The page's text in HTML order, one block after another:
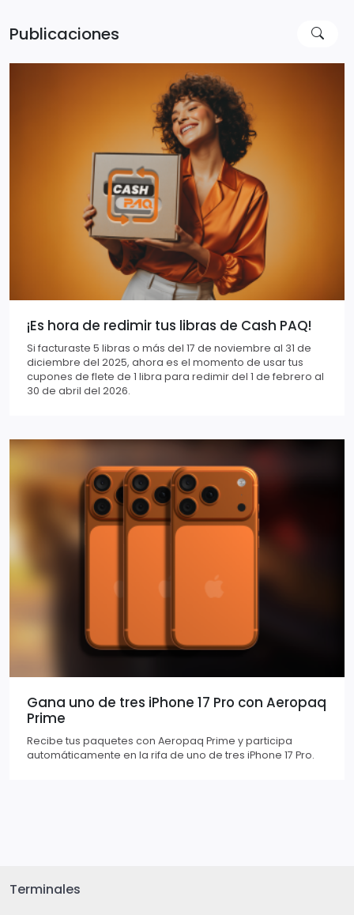
Publicaciones
¡Es hora de redimir tus libras de Cash PAQ!
Si facturaste 5 libras o más del 17 de noviembre al 31 de
diciembre del 2025, ahora es el momento de usar tus
cupones de flete de 1 libra para redimir del 1 de febrero al
30 de abril del 2026.
Gana uno de tres iPhone 17 Pro con Aeropaq
Prime
Recibe tus paquetes con Aeropaq Prime y participa
automáticamente en la rifa de uno de tres iPhone 17 Pro.
Terminales